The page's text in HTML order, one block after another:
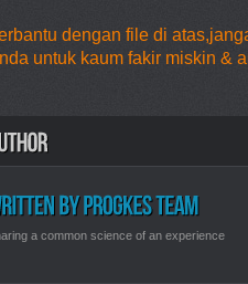
dengan file di
untuk kaum fakir miskin &
a common science of an experience